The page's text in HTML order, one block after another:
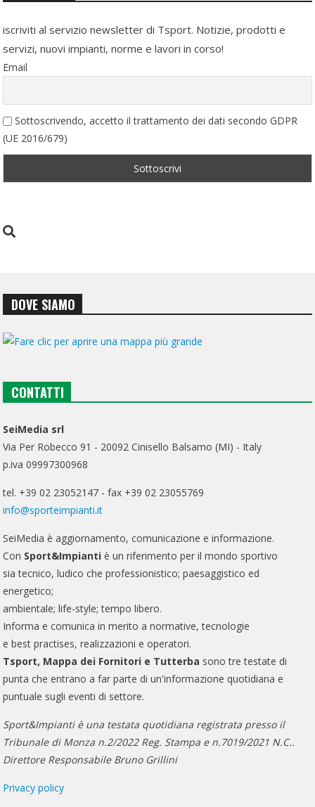
iscriviti al servizio newsletter di Tsport. Notizie, prodotti e
servizi, nuovi impianti, norme e lavori in corso!
Email
Sottoscrivendo, accetto il trattamento dei dati secondo GDPR
(UE 2016/679)
DOVE SIAMO
CONTATTI
SeiMedia srl
Via Per Robecco 91 - 20092 Cinisello Balsamo (MI) - Italy
p.iva 09997300968
tel. +39 02 23052147 - fax +39 02 23055769
info@sporteimpianti.it
SeiMedia è aggiornamento, comunicazione e informazione.
Con Sport&Impianti è un riferimento per il mondo sportivo
sia tecnico, ludico che professionistico; paesaggistico ed
energetico;
ambientale; life-style; tempo libero.
Informa e comunica in merito a normative, tecnologie
e best practises, realizzazioni e operatori.
Tsport, Mappa dei Fornitori e Tutterba sono tre testate di
punta che entrano a far parte di un'informazione quotidiana e
puntuale sugli eventi di settore.
Sport&Impianti è una testata quotidiana registrata presso il
Tribunale di Monza n.2/2022 Reg. Stampa e n.7019/2021 N.C..
Direttore Responsabile Bruno Grillini
Privacy policy